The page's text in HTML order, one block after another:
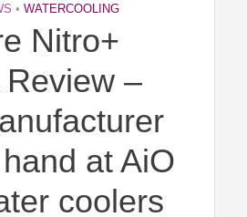
• WATERCOOLING
Nitro+
–
at AiO
coolers